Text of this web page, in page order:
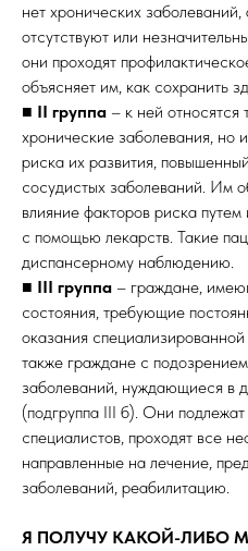
нет хронических
отсутствуют или
они проходят
объясняет им, как сохранить
■ II группа – к ней относятся
хронические заболевания, но
риска их развития,
сосудистых заболеваний. Им
влияние факторов риска
с помощью лекарств. Такие
диспансерному наблюдению.
■ III группа – граждане,
состояния, требующие
оказания
также граждане с
заболеваний, нуждающиеся в
(подгруппа III б). Они
специалистов, проходят все
направленные на лечение,
заболеваний, реабилитацию.
Я ПОЛУЧУ КАКОЙ-ЛИБО